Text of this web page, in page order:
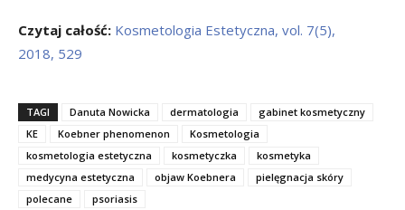
Czytaj całość: Kosmetologia Estetyczna, vol. 7(5),
2018, 529
TAGI Danuta Nowicka dermatologia
gabinet kosmetyczny
KE
Koebner phenomenon
Kosmetologia
kosmetologia estetyczna
kosmetyczka
kosmetyka
medycyna estetyczna
objaw Koebnera
pielęgnacja skóry
polecane
psoriasis